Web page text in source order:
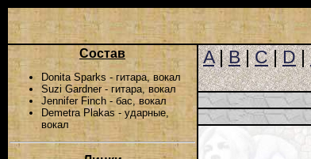
Состав
Donita Sparks - гитара, вокал
Suzi Gardner - гитара, вокал
Jennifer Finch - бас, вокал
Demetra Plakas - ударные,
вокал
A|B|C|D|